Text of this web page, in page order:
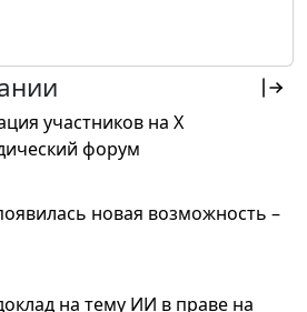
участников на X
форум
новая возможность –
на тему ИИ в праве на